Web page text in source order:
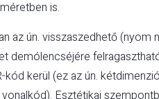
is.
az ún. visszaszedhető (nyom
demólencséjére
kód kerül (ez az ún.
Esztétikai